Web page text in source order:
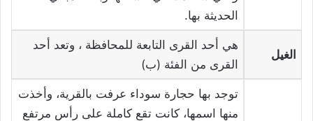
الحديثة بها.
الغيل
هي أحد القرى التابعة للمحافظة ، وتعد أحد
القرى من الفئة (ب)
توجد بها حجارة سوداء عرفت بالقرية، وأخذت
منها اسمها، كانت تقع كاملة على رأس مرتفع